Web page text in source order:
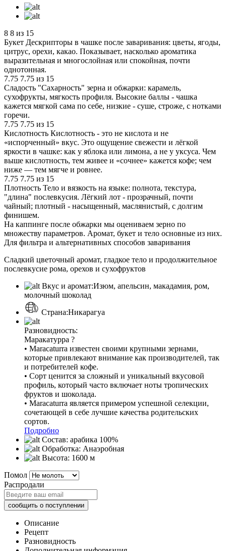
8 8 из 15
Букет Дескрипторы в чашке после заваривания: цветы, ягоды,
цитрус, орехи, какао. Показывает, насколько ароматика
выразительная и многослойная или спокойная, почти
однотонная.
7.75 7.75 из 15
Сладость "Сахарность" зерна и обжарки: карамель,
сухофрукты, мягкость профиля. Высокие баллы - чашка
кажется мягкой сама по себе, низкие - суше, строже, с нотками
горечи.
7.75 7.75 из 15
Кислотность Кислотность - это не кислота и не
«испорченный» вкус. Это ощущение свежести и лёгкой
яркости в чашке: как у яблока или лимона, а не у уксуса. Чем
выше кислотность, тем живее и «сочнее» кажется кофе; чем
ниже — тем мягче и ровнее.
7.75 7.75 из 15
Плотность Тело и вязкость на языке: полнота, текстура,
"длина" послевкусия. Лёгкий лот - прозрачный, почти
чайный; плотный - насыщенный, маслянистый, с долгим
финишем.
На каппинге после обжарки мы оцениваем зерно по
множеству параметров. Аромат, букет и тело основные из них.
Для фильтра и альтернативных способов заваривания
Сладкий цветочный аромат, гладкое тело и продолжительное
послевкусие рома, орехов и сухофруктов
Вкус и аромат:Изюм, апельсин, макадамия, ром,
молочный шоколад
Страна:Никарагуа
Разновидность:
Маракатурра ?
• Maracaturra известен своими крупными зернами,
которые привлекают внимание как производителей, так
и потребителей кофе.
• Сорт ценится за сложный и уникальный вкусовой
профиль, который часто включает ноты тропических
фруктов и шоколада.
• Maracaturra является примером успешной селекции,
сочетающей в себе лучшие качества родительских
сортов.
Подробно
Состав: арабика 100%
Обработка: Анаэробная
Высота: 1600 м
Помол
Распродали
Описание
Рецепт
Разновидность